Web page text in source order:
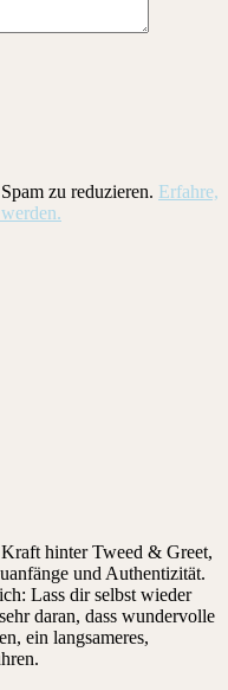
zu reduzieren. Erfahre,
hinter Tweed & Greet,
und Authentizität.
Lass dir selbst wieder
daran, dass wundervolle
ein langsameres,